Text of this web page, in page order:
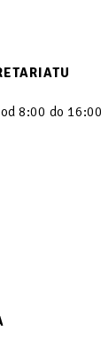
8:00 do 16:00